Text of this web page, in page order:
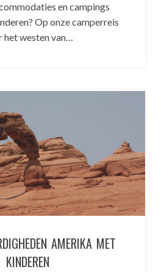
en campings
Op onze camperreis
het westen van…
AMERIKA MET
KINDEREN